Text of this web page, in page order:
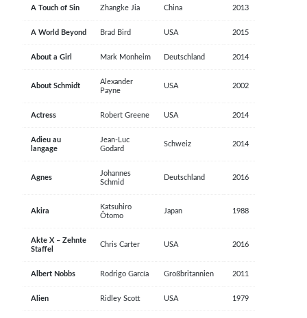
A Touch of Sin Zhangke Jia China 2013
A World Beyond Brad Bird USA 2015
About a Girl Mark Monheim Deutschland 2014
About Schmidt
Alexander
Payne
USA 2002
Actress Robert Greene USA 2014
Adieu au
langage
Jean-Luc
Godard
Schweiz 2014
Agnes
Johannes
Schmid
Deutschland 2016
Akira
Katsuhiro
Ôtomo
Japan 1988
Akte X – Zehnte
Staffel
Chris Carter USA 2016
Albert Nobbs Rodrigo García Großbritannien 2011
Alien Ridley Scott USA 1979